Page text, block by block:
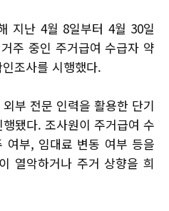
지난 4월 8일부터 4월 30일
주 중인 주거급여 수급자 약
조사를 시행했다.
부 전문 인력을 활용한 단기
됐다. 조사원이 주거급여 수
여부, 임대료 변동 여부 등을
열악하거나 주거 상향을 희